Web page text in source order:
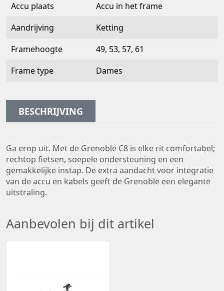
Accu plaats
Accu in het frame
Aandrijving
Ketting
Framehoogte
49, 53, 57, 61
Frame type
Dames
BESCHRIJVING
Ga erop uit. Met de Grenoble C8 is elke rit comfortabel;
rechtop fietsen, soepele ondersteuning en een
gemakkelijke instap. De extra aandacht voor integratie
van de accu en kabels geeft de Grenoble een elegante
uitstraling.
Aanbevolen bij dit artikel